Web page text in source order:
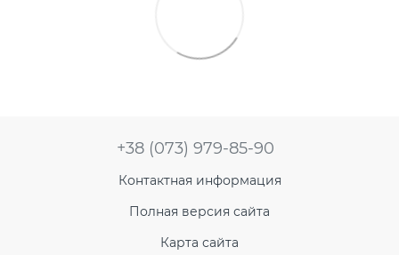
+38 (073) 979-85-90
Контактная информация
Полная версия сайта
Карта сайта